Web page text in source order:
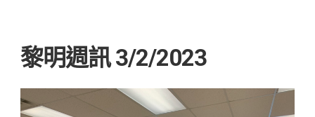
黎明週訊 3/2/2023